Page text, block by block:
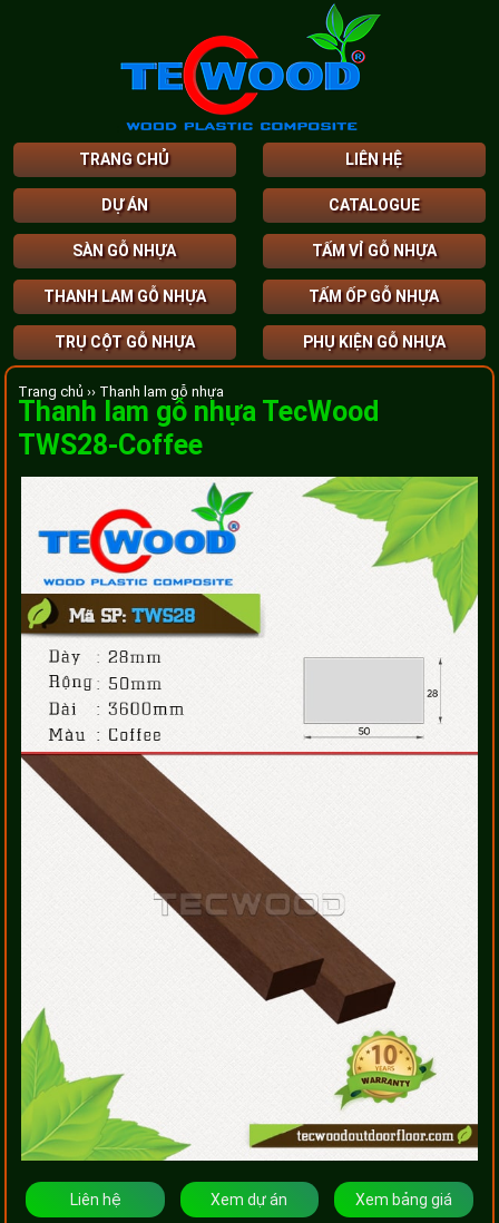
TRANG CHỦ LIÊN HỆ
DỰ ÁN CATALOGUE
SÀN GỖ NHỰA TẤM VỈ GỖ NHỰA
THANH LAM GỖ NHỰA TẤM ỐP GỖ NHỰA
TRỤ CỘT GỖ NHỰA PHỤ KIỆN GỖ NHỰA
Trang chủ ›› Thanh lam gỗ nhựa
Thanh lam gỗ nhựa TecWood
TWS28-Coffee
Liên hệ Xem dự án Xem bảng giá